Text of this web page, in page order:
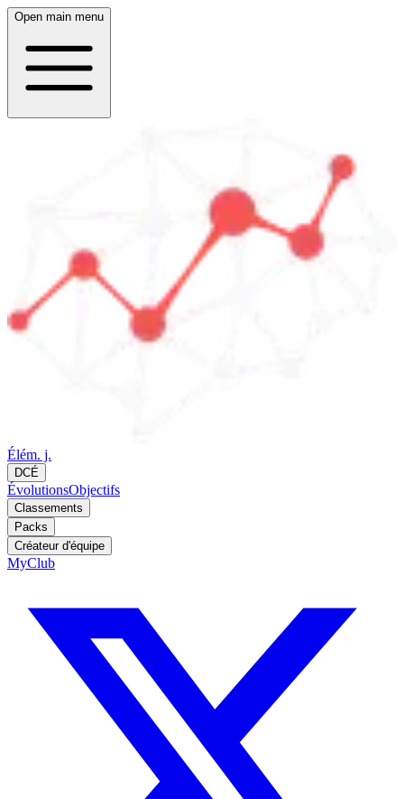
Open main menu
Élém. j.
DCÉ
ÉvolutionsObjectifs
Classements
Packs
Créateur d'équipe
MyClub